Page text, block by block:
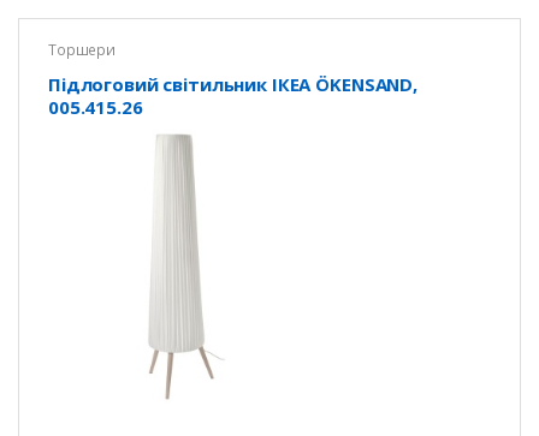
Торшери
Підлоговий світильник ІКЕА ÖKENSAND,
005.415.26